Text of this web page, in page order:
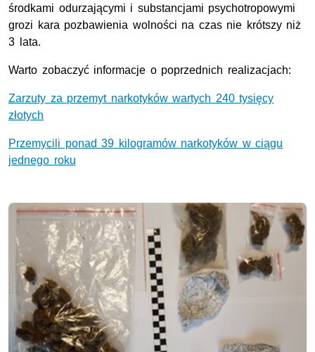
środkami odurzającymi i substancjami psychotropowymi
grozi kara pozbawienia wolności na czas nie krótszy niż
3 lata.
Warto zobaczyć informacje o poprzednich realizacjach:
Zarzuty za przemyt narkotyków wartych 240 tysięcy
złotych
Przemycili ponad 39 kilogramów narkotyków w ciągu
jednego roku